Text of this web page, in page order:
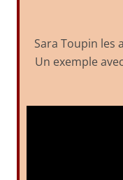
Sara Toupin les
Un exemple